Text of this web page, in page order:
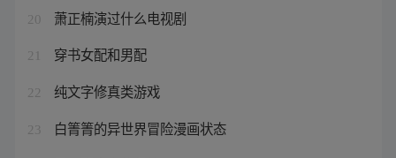
20 萧正楠演过什么电视剧
21 穿书女配和男配
22 纯文字修真类游戏
23 白箐箐的异世界冒险漫画状态